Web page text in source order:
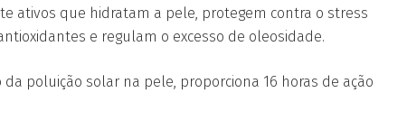
ativos que hidratam a pele, protegem contra o stress
e regulam o excesso de oleosidade.
poluição solar na pele, proporciona 16 horas de ação